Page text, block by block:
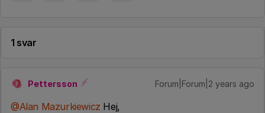
1 svar
P Pettersson Forum|Forum|2 years ago
@Alan Mazurkiewicz Hej,